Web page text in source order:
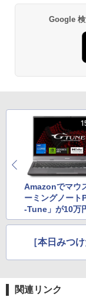
Google 検
Amazonでマウ
ーミングノート
-Tune」が10万
F！ 超お得クー
［本日みつ
関連リンク